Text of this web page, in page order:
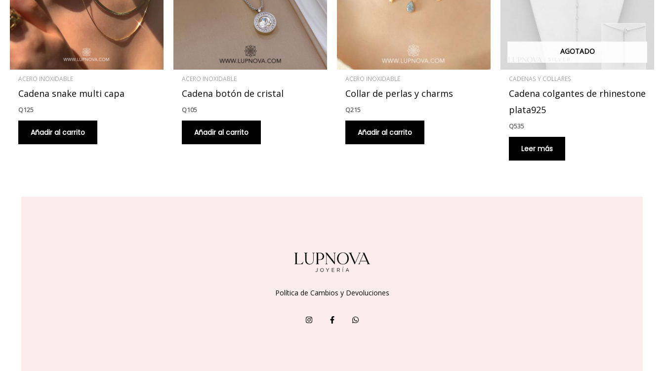
ACERO INOXIDABLE
Cadena snake multi capa
Q125
Añadir al carrito
ACERO INOXIDABLE
Cadena botón de cristal
Q105
Añadir al carrito
ACERO INOXIDABLE
Collar de perlas y charms
Q215
Añadir al carrito
AGOTADO
CADENAS Y COLLARES
Cadena colgantes de rhinestone
plata925
Q535
Leer más
Política de Cambios y Devoluciones